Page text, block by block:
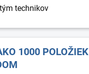
technikov
1000 POLOŽIEK